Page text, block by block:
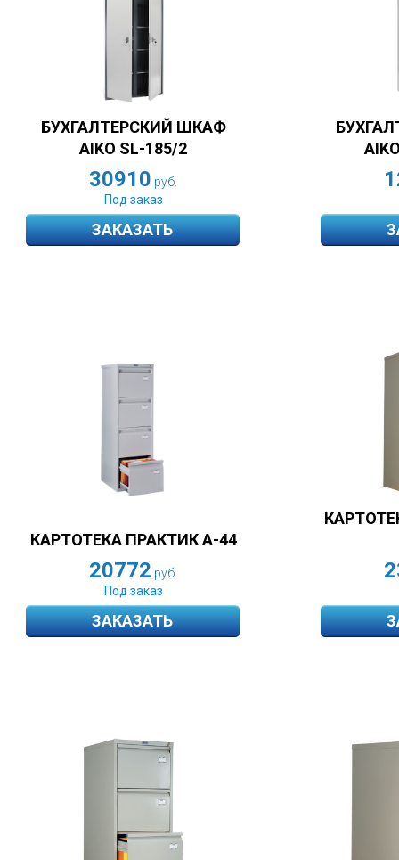
БУХГАЛТЕРСКИЙ ШКАФ
AIKO SL-185/2
30910 руб.
Под заказ
ЗАКАЗАТЬ
КАРТОТЕКА ПРАКТИК А-44
20772 руб.
Под заказ
ЗАКАЗАТЬ